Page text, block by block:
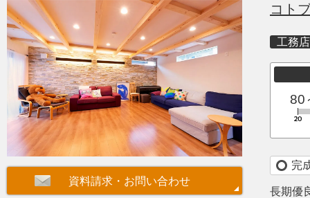
コト
工務店
80
完
長期優